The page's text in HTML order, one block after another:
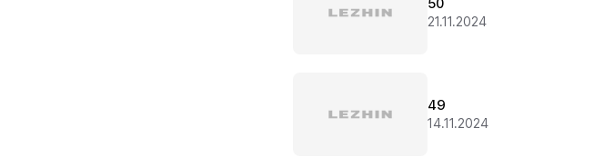
50
21.11.2024
49
14.11.2024